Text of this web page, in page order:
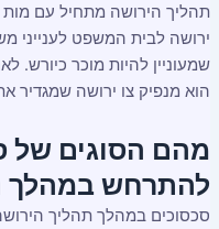
תהליך הירושה מתחיל עם
ירושה לבית המשפט לענייני
שמעוניין להיות מוכר
הוא מנפיק צו ירושה שמגדיר
מהם הסוגים של
להתרחש במהלך
סכסוכים במהלך תהליך